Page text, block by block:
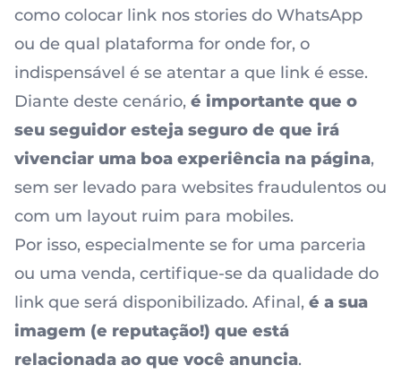
como colocar link nos stories do WhatsApp
ou de qual plataforma for onde for, o
indispensável é se atentar a que link é esse.
Diante deste cenário, é importante que o
seu seguidor esteja seguro de que irá
vivenciar uma boa experiência na página,
sem ser levado para websites fraudulentos ou
com um layout ruim para mobiles.
Por isso, especialmente se for uma parceria
ou uma venda, certifique-se da qualidade do
link que será disponibilizado. Afinal, é a sua
imagem (e reputação!) que está
relacionada ao que você anuncia.